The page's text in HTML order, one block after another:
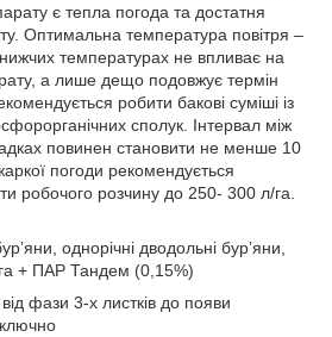
є тепла погода та достатня
Оптимальна температура повітря –
температурах не впливає на
а лише дещо подовжує термін
робити бакові суміші із
сполук. Інтервал між
повинен становити не менше 10
погоди рекомендується
робочого розчину до 250- 300 л/га.
однорічні дводольні бур’яни,
+ ПАР Тандем (0,15%)
фази 3-х листків до появи